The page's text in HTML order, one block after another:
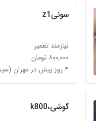
سونیz1
نیازمند تعمیر
۸۰۰,۰۰۰ تومان
۴ روز پیش در مهران (سیدخندان)
گوشی،k800